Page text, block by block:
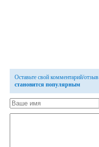
Оставьте свой комментарий/отзыв
становится популярным